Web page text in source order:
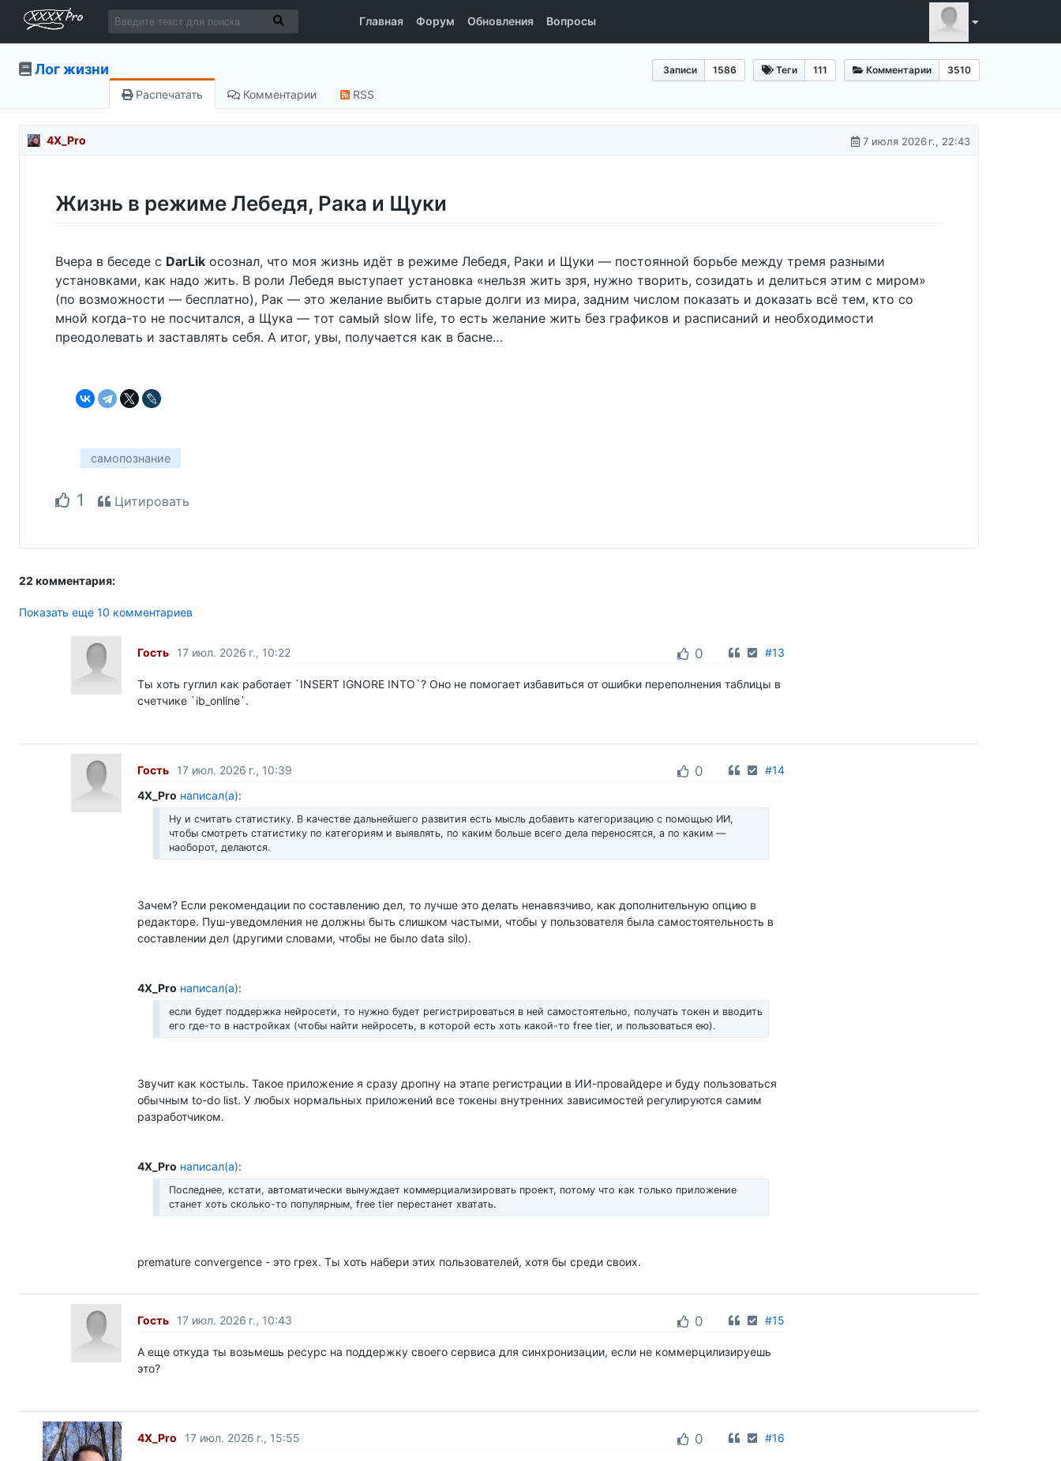
Главная Форум Обновления Вопросы
Записи 1586 Теги 111 Комментарии 3510
Лог жизни
Распечатать Комментарии RSS
4X_Pro 7 июля 2026 г., 22:43
Жизнь в режиме Лебедя, Рака и Щуки
Вчера в беседе с DarLik осознал, что моя жизнь идёт в режиме Лебедя, Раки и Щуки — постоянной борьбе между тремя разными
установками, как надо жить. В роли Лебедя выступает установка «нельзя жить зря, нужно творить, созидать и делиться этим с миром»
(по возможности — бесплатно), Рак — это желание выбить старые долги из мира, задним числом показать и доказать всё тем, кто со
мной когда-то не посчитался, а Щука — тот самый slow life, то есть желание жить без графиков и расписаний и необходимости
преодолевать и заставлять себя. А итог, увы, получается как в басне…
самопознание
1 Цитировать
22 комментария:
Показать еще 10 комментариев
Гость 17 июл. 2026 г., 10:22 0 #13
Ты хоть гуглил как работает `INSERT IGNORE INTO`? Оно не помогает избавиться от ошибки переполнения таблицы в
счетчике `ib_online`.
Гость 17 июл. 2026 г., 10:39 0
#14
4X_Pro написал(а):
Ну и считать статистику. В качестве дальнейшего развития есть мысль добавить категоризацию с помощью ИИ,
чтобы смотреть статистику по категориям и выявлять, по каким больше всего дела переносятся, а по каким —
наоборот, делаются.
Зачем? Если рекомендации по составлению дел, то лучше это делать ненавязчиво, как дополнительную опцию в
редакторе. Пуш-уведомления не должны быть слишком частыми, чтобы у пользователя была самостоятельность в
составлении дел (другими словами, чтобы не было data silo).
4X_Pro написал(а):
если будет поддержка нейросети, то нужно будет регистрироваться в ней самостоятельно, получать токен и вводить
его где-то в настройках (чтобы найти нейросеть, в которой есть хоть какой-то free tier, и пользоваться ею).
Звучит как костыль. Такое приложение я сразу дропну на этапе регистрации в ИИ-провайдере и буду пользоваться
обычным to-do list. У любых нормальных приложений все токены внутренних зависимостей регулируются самим
разработчиком.
4X_Pro написал(а):
Последнее, кстати, автоматически вынуждает коммерциализировать проект, потому что как только приложение
станет хоть сколько-то популярным, free tier перестанет хватать.
premature convergence - это грех. Ты хоть набери этих пользователей, хотя бы среди своих.
Гость 17 июл. 2026 г., 10:43 0 #15
А еще откуда ты возьмешь ресурс на поддержку своего сервиса для синхронизации, если не коммерцилизируешь
это?
4X_Pro 17 июл. 2026 г., 15:55 0 #16